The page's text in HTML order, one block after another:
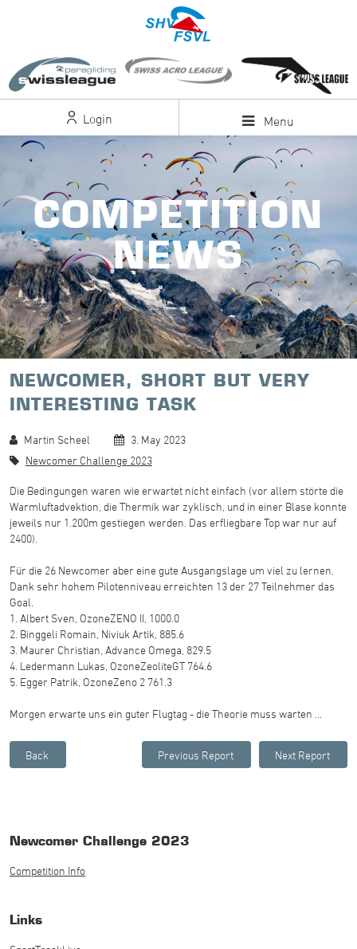
Login Menu
COMPETITION
NEWS
NEWCOMER, SHORT BUT VERY
INTERESTING TASK
Martin Scheel
3. May 2023
Newcomer Challenge 2023
Die Bedingungen waren wie erwartet nicht einfach (vor allem störte die
Warmluftadvektion, die Thermik war zyklisch, und in einer Blase konnte
jeweils nur 1.200m gestiegen werden. Das erfliegbare Top war nur auf
2400).
Für die 26 Newcomer aber eine gute Ausgangslage um viel zu lernen.
Dank sehr hohem Pilotenniveau erreichten 13 der 27 Teilnehmer das
Goal.
1. Albert Sven, OzoneZENO II, 1000.0
2. Binggeli Romain, Niviuk Artik, 885.6
3. Maurer Christian, Advance Omega, 829.5
4. Ledermann Lukas, OzoneZeoliteGT 764.6
5. Egger Patrik, OzoneZeno 2 761.3
Morgen erwarte uns ein guter Flugtag - die Theorie muss warten ...
Newcomer Challenge 2023
Competition Info
Links